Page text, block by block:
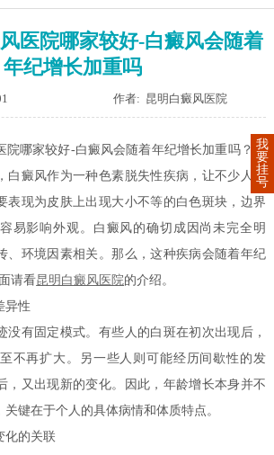
医院哪家较好-白癜风会随着
年纪增长加重吗
作者: 昆明白癜风医院
院哪家较好-白癜风会随着年纪增长加重吗？皮
白癜风作为一种色素脱失性疾病，让不少人担
表现为皮肤上出现大小不等的白色斑块，边界
易影响外观。白癜风的确切成因尚未完全明
、环境因素相关。那么，这种疾病会随着年纪
请看昆明白癜风医院的介绍。
性
有固定模式。有些人的白斑在初次出现后，
不再扩大。另一些人则可能经历间歇性的发
，又出现新的变化。因此，年龄增长本身并不
键在于个人的具体病情和体质特点。
的关联
我
要
挂
号